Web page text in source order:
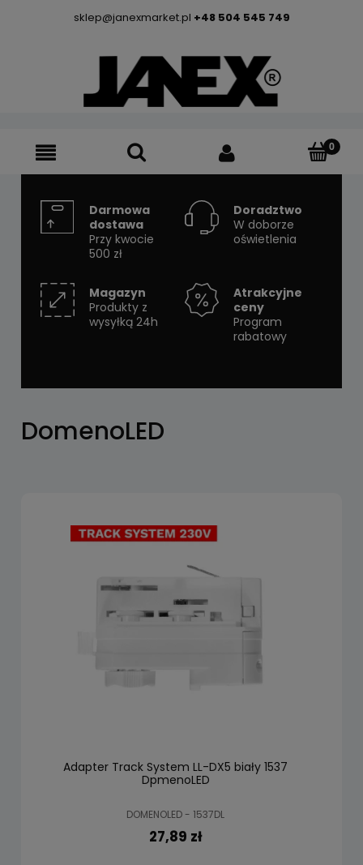
sklep@janexmarket.pl +48 504 545 749
Darmowa
dostawa
Przy kwocie
500 zł
Doradztwo
W doborze
oświetlenia
Magazyn
Produkty z
wysyłką 24h
Atrakcyjne
ceny
Program
rabatowy
DomenoLED
Adapter Track System LL-DX5 biały 1537
DpmenoLED
DOMENOLED - 1537DL
27,89 zł